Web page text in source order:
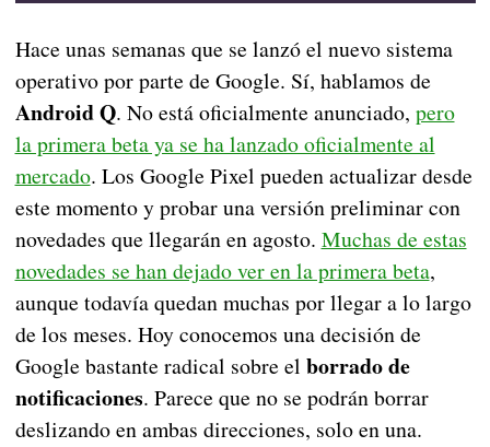
Hace unas semanas que se lanzó el nuevo sistema
operativo por parte de Google. Sí, hablamos de
Android Q. No está oficialmente anunciado, pero
la primera beta ya se ha lanzado oficialmente al
mercado. Los Google Pixel pueden actualizar desde
este momento y probar una versión preliminar con
novedades que llegarán en agosto. Muchas de estas
novedades se han dejado ver en la primera beta,
aunque todavía quedan muchas por llegar a lo largo
de los meses. Hoy conocemos una decisión de
Google bastante radical sobre el borrado de
notificaciones. Parece que no se podrán borrar
deslizando en ambas direcciones, solo en una.